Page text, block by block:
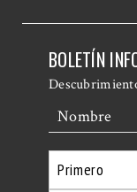
BOLETÍN
Nombre